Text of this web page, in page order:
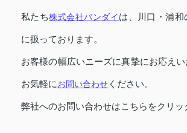
私たち株式会社バンダイは、川口・浦和
に扱っております。
お客様の幅広いニーズに真摯にお応えい
お気軽にお問い合わせ ください。
弊社へのお問い合わせはこちらをクリッ